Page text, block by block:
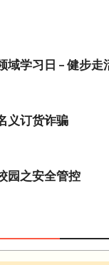
学习日 – 健步走
义订货诈骗
园之安全管控